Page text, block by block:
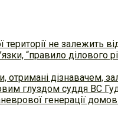
не залежить
“правило
отримані дізнавачем,
глуздом суддя ВС
генерації